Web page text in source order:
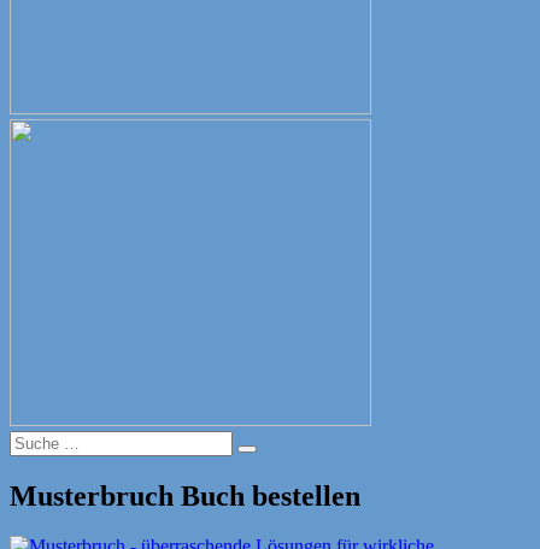
Suche
nach:
Suche
Musterbruch Buch bestellen